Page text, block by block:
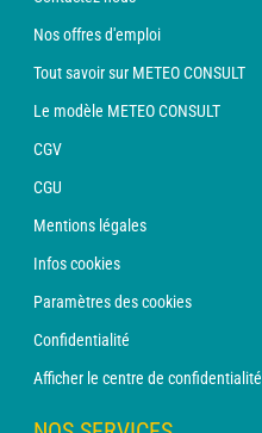
Nos offres d'emploi
Tout savoir sur METEO CONSULT
Le modèle METEO CONSULT
CGV
CGU
Mentions légales
Infos cookies
Paramètres des cookies
Confidentialité
Afficher le centre de confidentialité